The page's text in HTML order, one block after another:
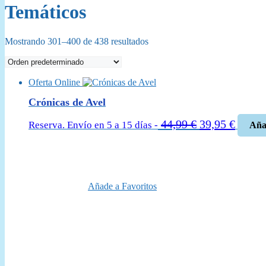
Temáticos
Mostrando 301–400 de 438 resultados
Oferta Online
Crónicas de Avel
Reserva. Envío en 5 a 15 días - 44,99€ El
39,95 €El
precio
Añade a Favoritos